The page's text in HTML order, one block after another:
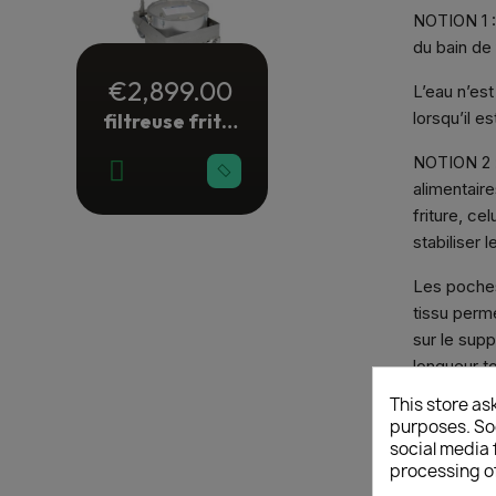
€2,899.00
filtreuse friture manuelle 38 litres
NOTION
du bain
L’eau
lorsqu’il
NOTION
friture,
stabiliser
Les
tissu
sur le
longueur
Pour le
jamais
This store
purposes.
social media
processing